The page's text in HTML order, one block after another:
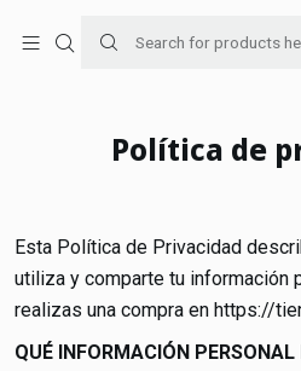
Política de
Esta Política de Privacidad
utiliza y comparte tu información
realizas una compra en https://
QUÉ INFORMACIÓN